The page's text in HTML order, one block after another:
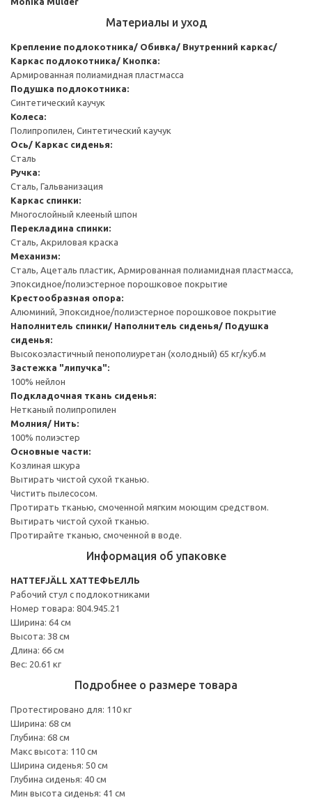
Материалы и уход
Крепление подлокотника/ Обивка/ Внутренний каркас/
Каркас подлокотника/ Кнопка:
Армированная полиамидная пластмасса
Подушка подлокотника:
Синтетический каучук
Колеса:
Полипропилен, Синтетический каучук
Ось/ Каркас сиденья:
Сталь
Ручка:
Сталь, Гальванизация
Каркас спинки:
Многослойный клееный шпон
Перекладина спинки:
Сталь, Акриловая краска
Механизм:
Сталь, Ацеталь пластик, Армированная полиамидная пластмасса,
Эпоксидное/полиэстерное порошковое покрытие
Крестообразная опора:
Алюминий, Эпоксидное/полиэстерное порошковое покрытие
Наполнитель спинки/ Наполнитель сиденья/ Подушка
сиденья:
Высокоэластичный пенополиуретан (холодный) 65 кг/куб.м
Застежка "липучка":
100% нейлон
Подкладочная ткань сиденья:
Нетканый полипропилен
Молния/ Нить:
100% полиэстер
Основные части:
Козлиная шкура
Вытирать чистой сухой тканью.
Чистить пылесосом.
Протирать тканью, смоченной мягким моющим средством.
Вытирать чистой сухой тканью.
Протирайте тканью, смоченной в воде.
Информация об упаковке
HATTEFJÄLL ХАТТЕФЬЕЛЛЬ
Рабочий стул с подлокотниками
Номер товара: 804.945.21
Ширина: 64 см
Высота: 38 см
Длина: 66 см
Вес: 20.61 кг
Подробнее о размере товара
Протестировано для: 110 кг
Ширина: 68 см
Глубина: 68 см
Макс высота: 110 см
Ширина сиденья: 50 см
Глубина сиденья: 40 см
Мин высота сиденья: 41 см